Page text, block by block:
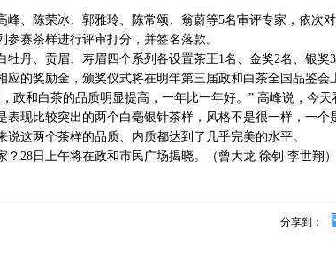
峰、陈荣冰、郭雅玲、陈常颂、翁蔚等5名审评专家，依次
参赛茶样进行评审打分，并签名落款。
牡丹、贡眉、寿眉四个系列各设置茶王1名、金奖2名、银奖
应的奖励金，颁奖仪式将在明年第三届政和白茶全国品鉴会
政和白茶的品质明显提高，一年比一年好。” 高峰说，今
表现比较突出的两个白毫银针茶样，风格不是很一样，一个
说这两个茶样的品质、内质都达到了几乎完美的水平。
？28日上午将在政和市民广场揭晓。（曾大龙 徐钊 李世翔）
分享到：